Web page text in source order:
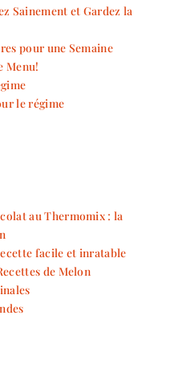
Sainement et Gardez la
pour une Semaine
Menu!
le régime
au Thermomix : la
facile et inratable
de Melon